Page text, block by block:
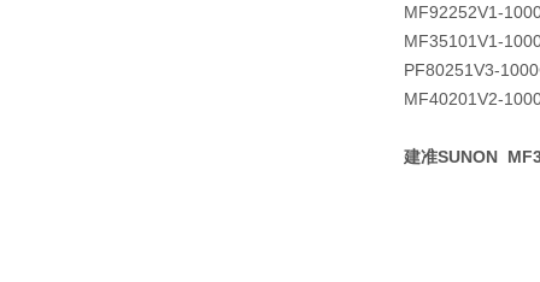
MF92252V1-
MF35101V1-
PF80251V3-
MF40201V2-
建准SUNON